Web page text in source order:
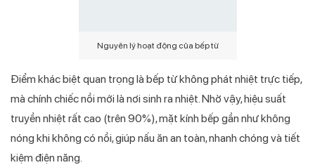
Nguyên lý hoạt động của bếp từ
Điểm khác biệt quan trọng là bếp từ không phát nhiệt trực tiếp,
mà chính chiếc nồi mới là nơi sinh ra nhiệt. Nhờ vậy, hiệu suất
truyền nhiệt rất cao (trên 90%), mặt kính bếp gần như không
nóng khi không có nồi, giúp nấu ăn an toàn, nhanh chóng và tiết
kiệm điện năng.